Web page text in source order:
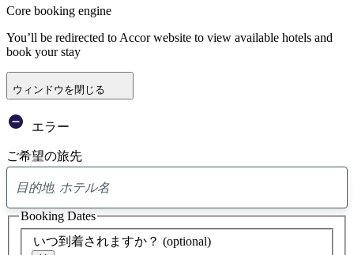
Core booking engine
You’ll be redirected to Accor website to view available hotels and
book your stay
ウィンドウを閉じる
エラー
ご希望の旅先
ア
ド
バ
イ
いつ到着されますか？ (optional)
Booking Dates